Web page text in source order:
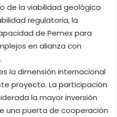
de la viabilidad geológica
regulatoria, la
de Pemex para
en alianza con
la dimensión internacional
proyecto. La participación
la mayor inversión
una puerta de cooperación